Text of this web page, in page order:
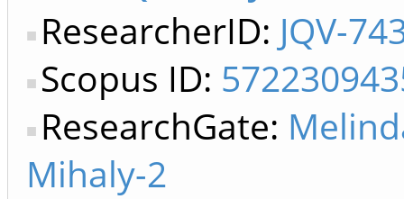
ResearcherID: JQV-
Scopus ID:
ResearchGate:
Mihaly-2